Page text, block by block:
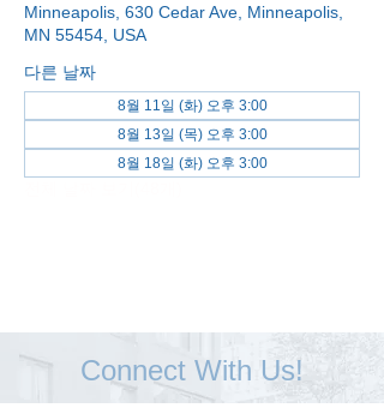
Minneapolis, 630 Cedar Ave, Minneapolis,
MN 55454, USA
다른 날짜
8월 11일 (화) 오후 3:00
8월 13일 (목) 오후 3:00
8월 18일 (화) 오후 3:00
Connect With Us!